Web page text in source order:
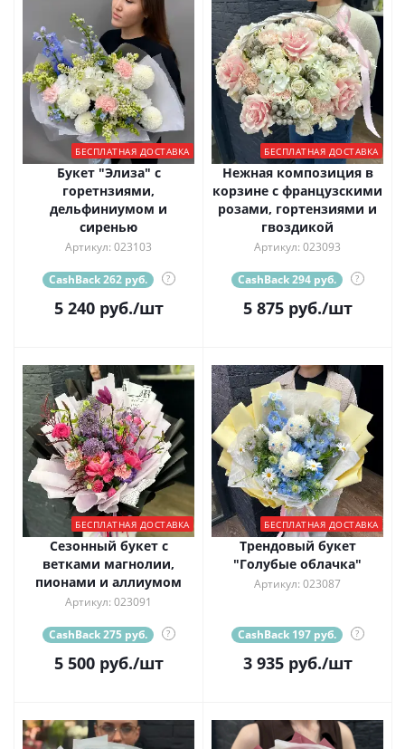
БЕСПЛАТНАЯ ДОСТАВКА
Букет "Элиза" с
горетнзиями,
дельфиниумом и
сиренью
Артикул: 023103
CashBack 262 руб. ?
5 240руб./шт
БЕСПЛАТНАЯ ДОСТАВКА
Нежная композиция в
корзине с французскими
розами, гортензиями и
гвоздикой
Артикул: 023093
CashBack 294 руб. ?
5 875руб./шт
БЕСПЛАТНАЯ ДОСТАВКА
Сезонный букет с
ветками магнолии,
пионами и аллиумом
Артикул: 023091
CashBack 275 руб. ?
5 500руб./шт
БЕСПЛАТНАЯ ДОСТАВКА
Трендовый букет
"Голубые облачка"
Артикул: 023087
CashBack 197 руб. ?
3 935руб./шт